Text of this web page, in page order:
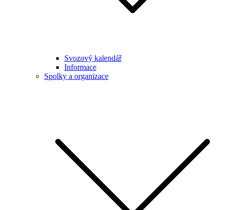
Svozový kalendář
Informace
Spolky a organizace